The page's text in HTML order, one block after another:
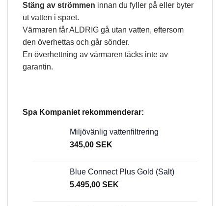
Stäng av strömmen innan du fyller på eller byter
ut vatten i spaet.
Värmaren får ALDRIG gå utan vatten, eftersom
den överhettas och går sönder.
En överhettning av värmaren täcks inte av
garantin.
Spa Kompaniet rekommenderar:
Miljövänlig vattenfiltrering
345,00SEK
Blue Connect Plus Gold (Salt)
5.495,00SEK